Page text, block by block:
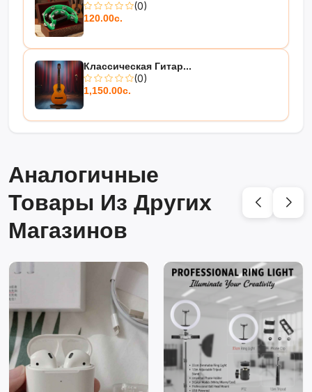
(0)
120.00с.
Классическая Гитар...
(0)
1,150.00с.
Аналогичные
Товары Из Других
Магазинов